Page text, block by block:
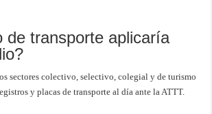
de transporte aplicaría
sectores colectivo, selectivo, colegial y de turismo
y placas de transporte al día ante la ATTT.